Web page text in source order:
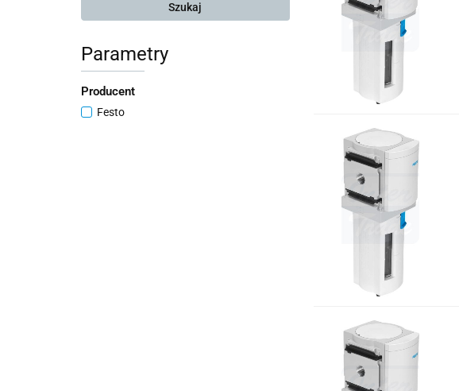
Szukaj
Parametry
Producent
Festo